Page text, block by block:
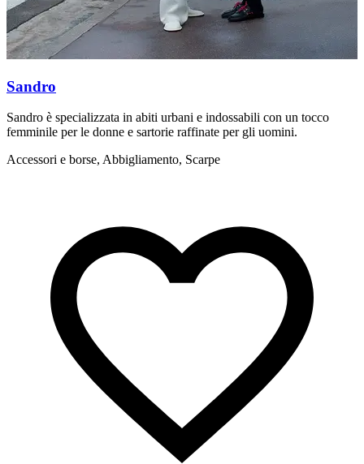
Sandro
Sandro è specializzata in abiti urbani e indossabili con un tocco
femminile per le donne e sartorie raffinate per gli uomini.
Accessori e borse, Abbigliamento, Scarpe